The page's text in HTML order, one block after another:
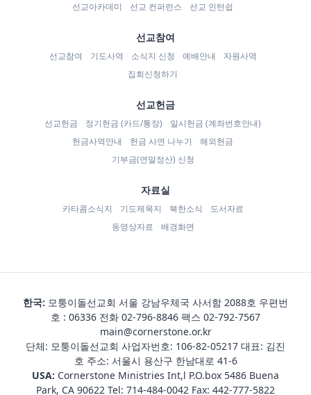
선교아카데미 선교 컨퍼런스 선교 인턴쉽
선교참여
선교참여 기도사역 소식지 신청 예배안내
자원사역
집회신청하기
선교헌금
선교헌금 정기헌금 (카드/통장)
일시헌금 (계좌번호안내)
헌금사역안내
헌금 사연 나누기
해외헌금
기부금(연말정산) 신청
자료실
카타콤소식지 기도제목지 북한소식
도서자료
동영상자료
배경화면
한국: 모퉁이돌선교회 서울 강남우체국 사서함 2088호 우편번
호 : 06336 전화 02-796-8846 팩스 02-792-7567
main@cornerstone.or.kr
단체: 모퉁이돌선교회 사업자번호: 106-82-05217 대표: 김진
호 주소: 서울시 용산구 한남대로 41-6
USA: Cornerstone Ministries Int,l P.O.box 5486 Buena
Park, CA 90622 Tel: 714-484-0042 Fax: 442-777-5822